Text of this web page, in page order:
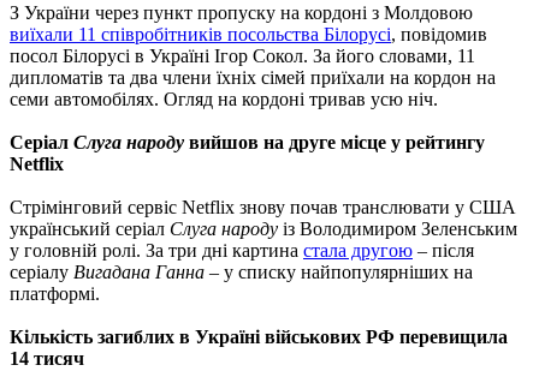
З України через пункт пропуску на кордоні з Молдовою
виїхали 11 співробітників посольства Білорусі, повідомив
посол Білорусі в Україні Ігор Сокол. За його словами, 11
дипломатів та два члени їхніх сімей приїхали на кордон на
семи автомобілях. Огляд на кордоні тривав усю ніч.
Серіал Слуга народу вийшов на друге місце у рейтингу
Netflix
Стрімінговий сервіс Netflix знову почав транслювати у США
український серіал Слуга народу із Володимиром Зеленським
у головній ролі. За три дні картина стала другою – після
серіалу Вигадана Ганна – у списку найпопулярніших на
платформі.
Кількість загиблих в Україні військових РФ перевищила
14 тисяч